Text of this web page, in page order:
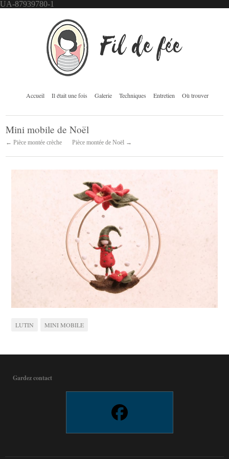
UA-87939780-1
Accueil Il était une fois Galerie Techniques Entretien Où trouver
Mini mobile de Noël
← Pièce montée crèche Pièce montée de Noël →
LUTIN MINI MOBILE
Gardez contact